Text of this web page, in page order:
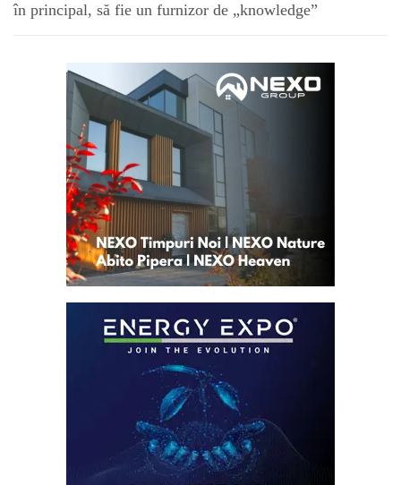
în principal, să fie un furnizor de „knowledge”